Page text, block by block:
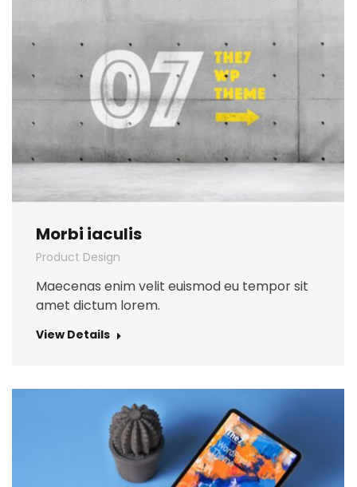
Morbi iaculis
Product Design
Maecenas enim velit euismod eu tempor sit
amet dictum lorem.
View Details